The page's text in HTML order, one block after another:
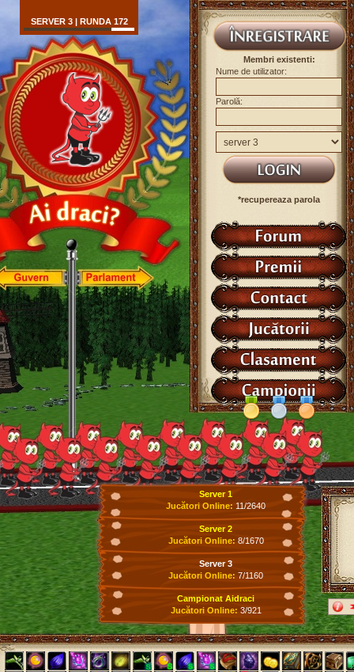
SERVER 3 | RUNDA 172
Membri existenti:
Nume de utilizator:
Parolă:
*recupereaza parola
Server 1
Jucători Online: 11/2640
Server 2
Jucători Online: 8/1670
Server 3
Jucători Online: 7/1160
Campionat Aidraci
Jucători Online: 3/921